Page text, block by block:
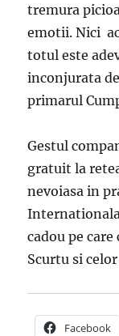
tremura
emotii. Nici
totul este
inconjurata
primarul
Gestul
gratuit la
nevoiasa in
cadou pe
Scurtu si
Facebook